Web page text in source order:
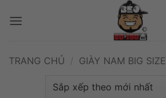
qua
TRANG CHỦ / GIÀY NAM BIG SIZE